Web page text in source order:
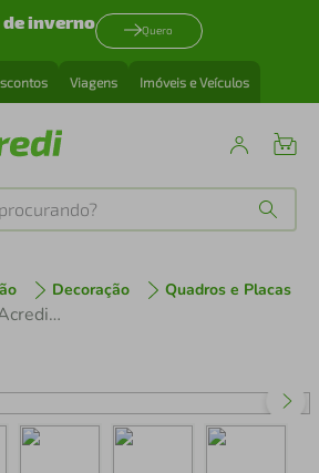
de inverno Quero
Viagens Imóveis e Veículos
Decoração Quadros e Placas
Frase de Parede Acredite que e Possível 100x36 Preto